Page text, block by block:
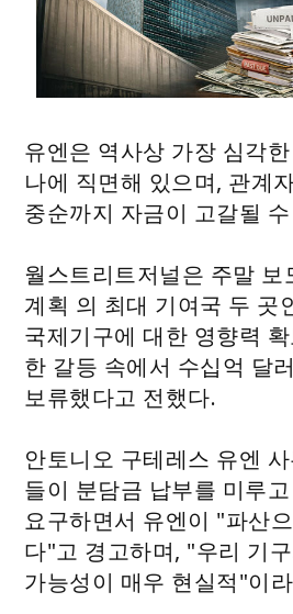
유엔은 역사상 가장 심각
나에 직면해 있으며, 관계
중순까지 자금이 고갈될
월스트리트저널은 주말 보
계획 의 최대 기여국 두 곳
국제기구에 대한 영향력
한 갈등 속에서 수십억 달
보류했다고 전했다.
안토니오 구테레스 유엔
들이 분담금 납부를 미루
요구하면서 유엔이 "파산
다"고 경고하며, "우리 기
가능성이 매우 현실적"이